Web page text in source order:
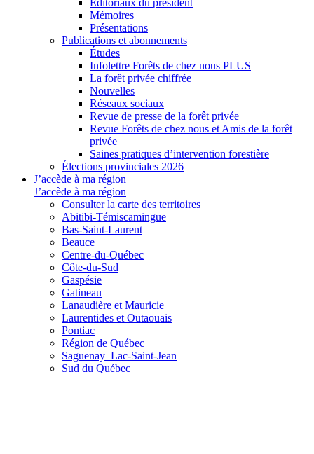
Éditoriaux du président
Mémoires
Présentations
Publications et abonnements
Études
Infolettre Forêts de chez nous PLUS
La forêt privée chiffrée
Nouvelles
Réseaux sociaux
Revue de presse de la forêt privée
Revue Forêts de chez nous et Amis de la forêt
privée
Saines pratiques d’intervention forestière
Élections provinciales 2026
J’accède à ma région
J’accède à ma région
Consulter la carte des territoires
Abitibi-Témiscamingue
Bas-Saint-Laurent
Beauce
Centre-du-Québec
Côte-du-Sud
Gaspésie
Gatineau
Lanaudière et Mauricie
Laurentides et Outaouais
Pontiac
Région de Québec
Saguenay–Lac-Saint-Jean
Sud du Québec